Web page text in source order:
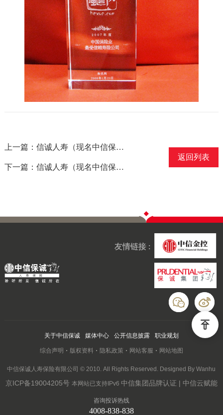
上一篇：信诚人寿（现名中信保诚人寿）获得“2008年中国10大最佳保险公司”称号
下一篇：信诚人寿（现名中信保诚人寿）获得“保险业最佳雇主奖”
返回列表
友情链接 :
关于中信保诚 媒体中心 公开信息披露 职业规划
综合声明 版权资料 隐私政策 网站客服 网站地图
中信保诚人寿保险有限公司 © 2010. All Rights Reserved. Designed By Wanhu
京ICP备19004205号 本网站已支持IPv6 中信集团品牌认证 | 中信云赋能
咨询投诉热线
4008-838-838